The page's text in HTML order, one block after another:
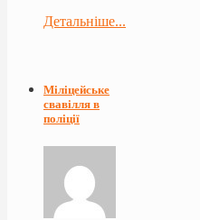
Детальніше...
Міліцейське
свавілля в
поліції